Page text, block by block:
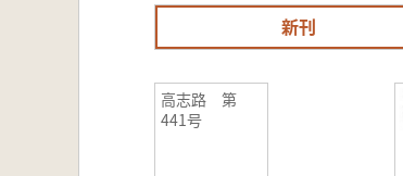
新刊
高志路 第
441号